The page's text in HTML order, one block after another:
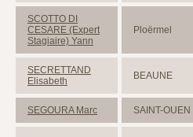
SCOTTO DI
CESARE (Expert
Stagiaire) Yann
Ploërmel
SECRETTAND
Elisabeth
BEAUNE
SEGOURA Marc SAINT-OUEN